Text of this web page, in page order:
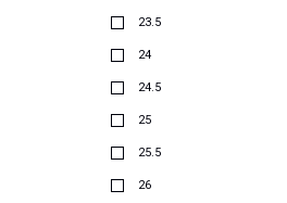
23.5
24
24.5
25
25.5
26